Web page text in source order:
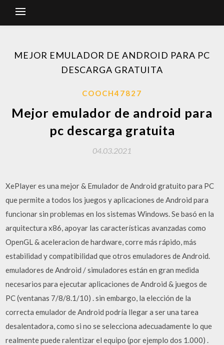
MEJOR EMULADOR DE ANDROID PARA PC
DESCARGA GRATUITA
COOCH47827
Mejor emulador de android para
pc descarga gratuita
04.03.2021
XePlayer es una mejor & Emulador de Android gratuito para PC
que permite a todos los juegos y aplicaciones de Android para
funcionar sin problemas en los sistemas Windows. Se basó en la
arquitectura x86, apoyar las características avanzadas como
OpenGL & aceleracion de hardware, corre más rápido, más
estabilidad y compatibilidad que otros emuladores de Android.
emuladores de Android / simuladores están en gran medida
necesarios para ejecutar aplicaciones de Android & juegos de
PC (ventanas 7/8/8.1/10) . sin embargo, la elección de la
correcta emulador de Android podría llegar a ser una tarea
desalentadora, como si no se selecciona adecuadamente lo que
realmente puede ralentizar el equipo (por ejemplo dos 1.000) .